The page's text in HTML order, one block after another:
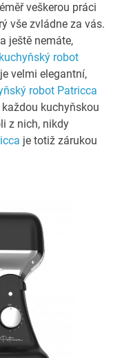
veškerou práci
vše zvládne za vás.
ještě nemáte,
robot
velmi elegantní,
robot Patricca
kuchyňskou
z nich, nikdy
je totiž zárukou